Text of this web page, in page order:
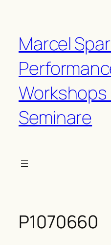
Marcel
Seminare
P1070660